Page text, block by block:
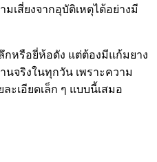
เสี่ยงจากอุบัติเหตุได้อย่างมี
หรือยี่ห้อดัง แต่ต้องมีแก้มยาง
จริงในทุกวัน เพราะความ
ะเอียดเล็ก ๆ แบบนี้เสมอ